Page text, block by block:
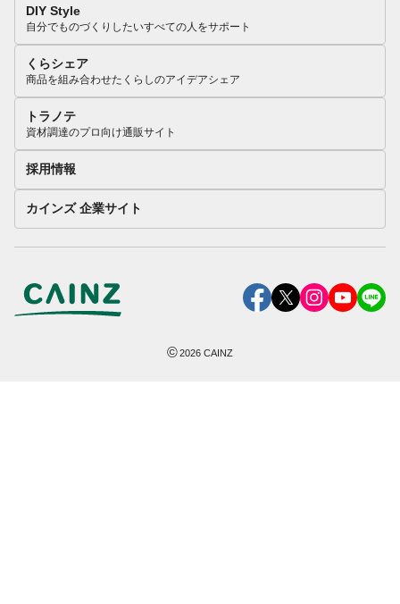
DIY Style
自分でものづくりしたいすべての人をサポート
くらシェア
商品を組み合わせたくらしのアイデアシェア
トラノテ
資材調達のプロ向け通販サイト
採用情報
カインズ 企業サイト
©2026 CAINZ